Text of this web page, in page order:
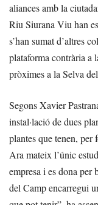
aliances amb la
Riu Siurana Viu han
s’han sumat d’altres
plataforma contrària a
pròximes a la Selva
Segons Xavier
instal·lació de dues
plantes que tenen,
Ara mateix l’únic
empresa i es dona per
del Camp encarregui